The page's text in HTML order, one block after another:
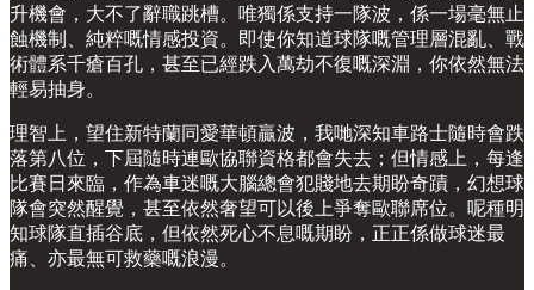
升機會，大不了辭職跳槽。唯獨係支持一隊波，係一場毫無止
蝕機制、純粹嘅情感投資。即使你知道球隊嘅管理層混亂、戰
術體系千瘡百孔，甚至已經跌入萬劫不復嘅深淵，你依然無法
輕易抽身。
理智上，望住新特蘭同愛華頓贏波，我哋深知車路士隨時會跌
落第八位，下屆隨時連歐協聯資格都會失去；但情感上，每逢
比賽日來臨，作為車迷嘅大腦總會犯賤地去期盼奇蹟，幻想球
隊會突然醒覺，甚至依然奢望可以後上爭奪歐聯席位。呢種明
知球隊直插谷底，但依然死心不息嘅期盼，正正係做球迷最
痛、亦最無可救藥嘅浪漫。